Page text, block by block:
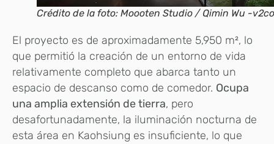
Crédito de la foto: Moooten Studio / Qimin Wu -
El proyecto es de aproximadamente 5,950 m², lo
que permitió la creación de un entorno de vida
relativamente completo que abarca tanto un
espacio de descanso como de comedor. Ocupa
una amplia extensión de tierra, pero
desafortunadamente, la iluminación nocturna de
esta área en Kaohsiung es insuficiente, lo que